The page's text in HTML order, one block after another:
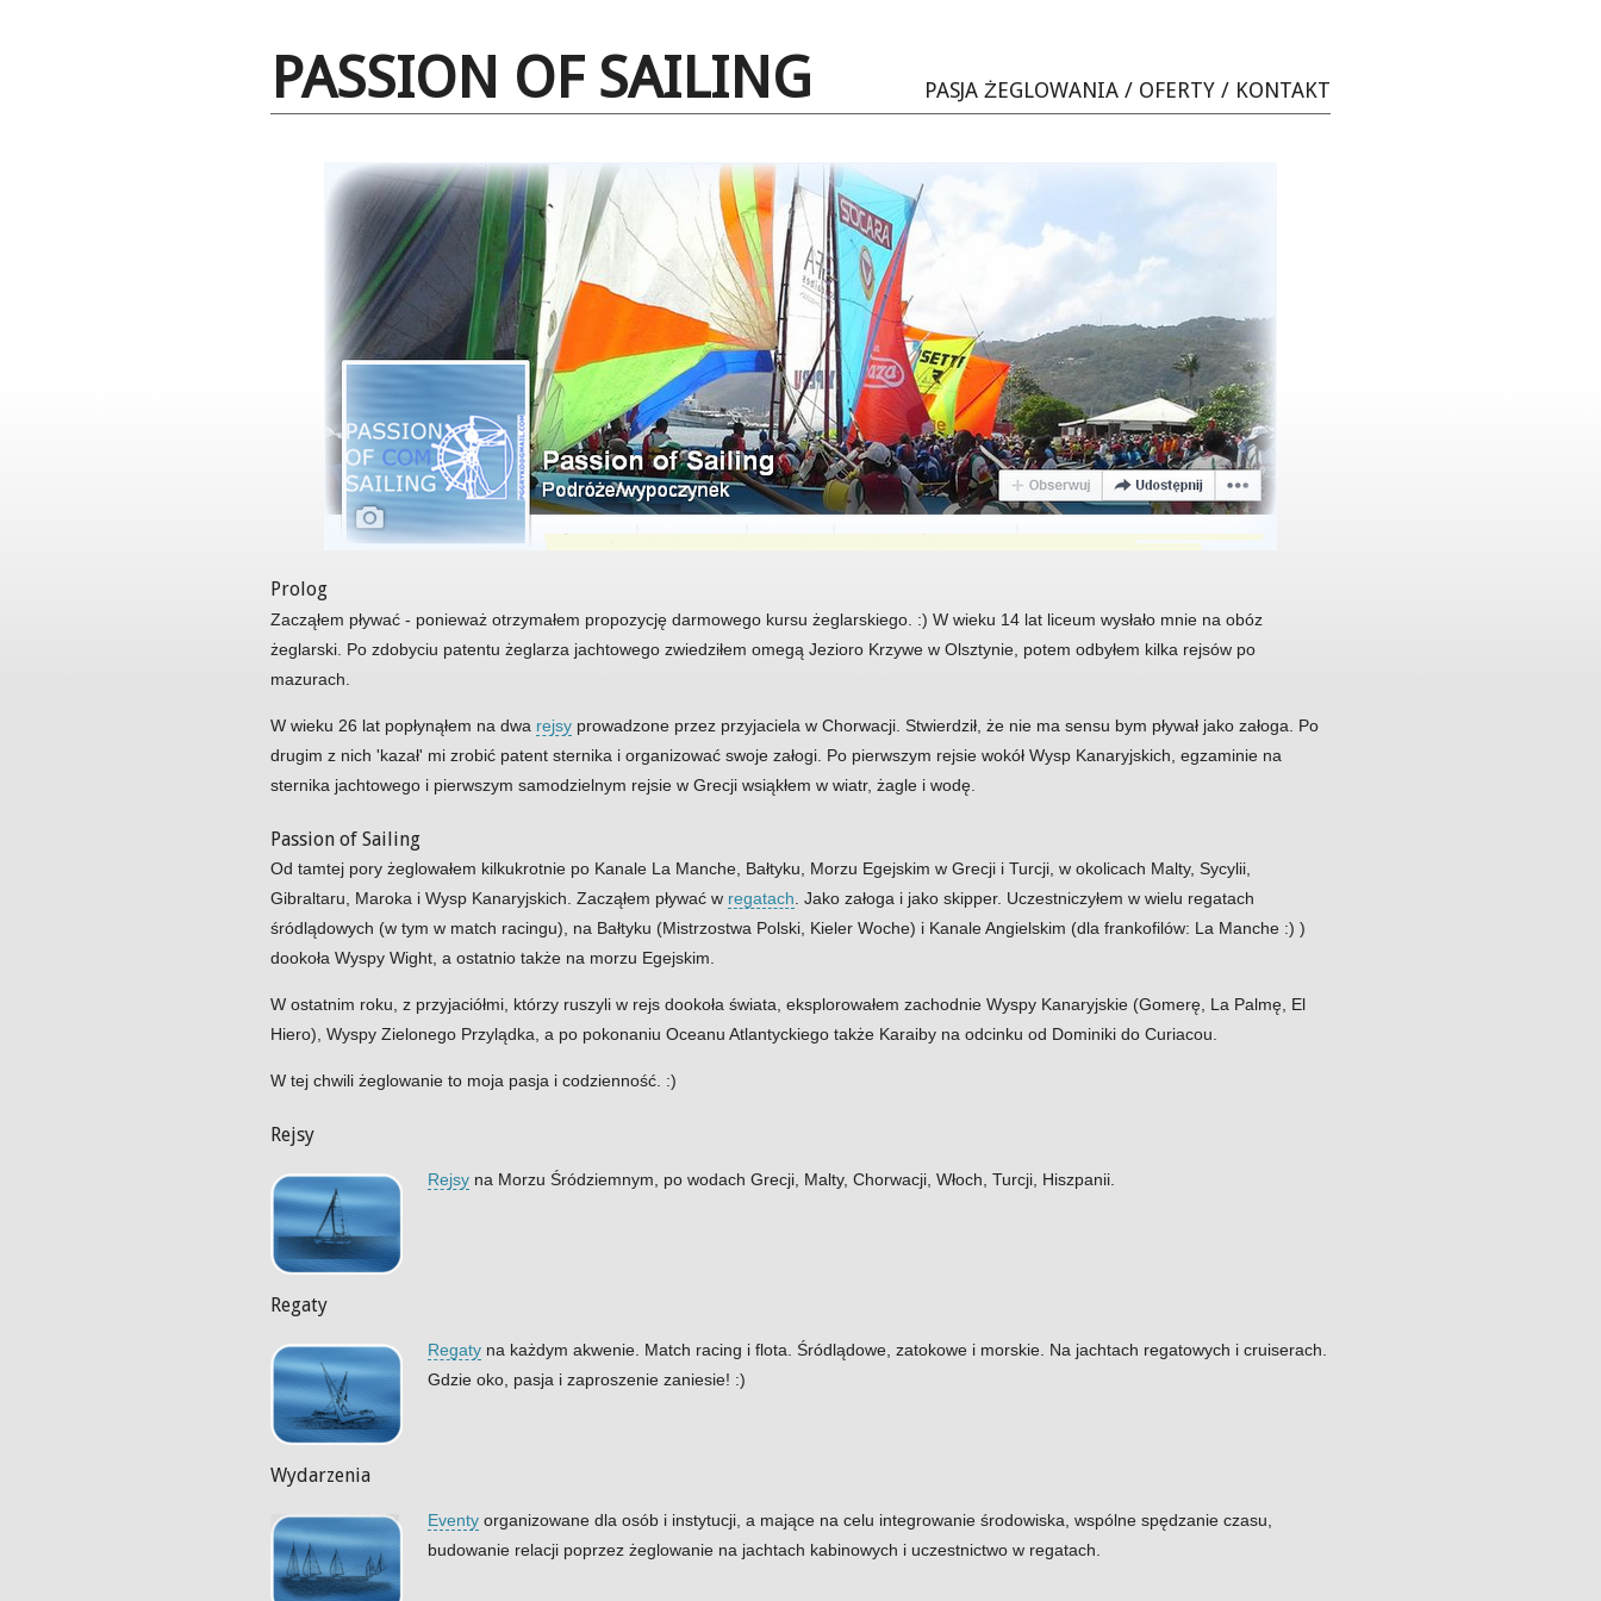
PASSION OF SAILING PASJA ŻEGLOWANIA / OFERTY / KONTAKT
Prolog
Zacząłem pływać - ponieważ otrzymałem propozycję darmowego kursu żeglarskiego. :) W wieku 14 lat liceum wysłało mnie na obóz
żeglarski. Po zdobyciu patentu żeglarza jachtowego zwiedziłem omegą Jezioro Krzywe w Olsztynie, potem odbyłem kilka rejsów po
mazurach.
W wieku 26 lat popłynąłem na dwa rejsy prowadzone przez przyjaciela w Chorwacji. Stwierdził, że nie ma sensu bym pływał jako załoga. Po
drugim z nich 'kazał' mi zrobić patent sternika i organizować swoje załogi. Po pierwszym rejsie wokół Wysp Kanaryjskich, egzaminie na
sternika jachtowego i pierwszym samodzielnym rejsie w Grecji wsiąkłem w wiatr, żagle i wodę.
Passion of Sailing
Od tamtej pory żeglowałem kilkukrotnie po Kanale La Manche, Bałtyku, Morzu Egejskim w Grecji i Turcji, w okolicach Malty, Sycylii,
Gibraltaru, Maroka i Wysp Kanaryjskich. Zacząłem pływać w regatach . Jako załoga i jako skipper. Uczestniczyłem w wielu regatach
śródlądowych (w tym w match racingu), na Bałtyku (Mistrzostwa Polski, Kieler Woche) i Kanale Angielskim (dla frankofilów: La Manche :) )
dookoła Wyspy Wight, a ostatnio także na morzu Egejskim.
W ostatnim roku, z przyjaciółmi, którzy ruszyli w rejs dookoła świata, eksplorowałem zachodnie Wyspy Kanaryjskie (Gomerę, La Palmę, El
Hiero), Wyspy Zielonego Przylądka, a po pokonaniu Oceanu Atlantyckiego także Karaiby na odcinku od Dominiki do Curiacou.
W tej chwili żeglowanie to moja pasja i codzienność. :)
Rejsy
Rejsy na Morzu Śródziemnym, po wodach Grecji, Malty, Chorwacji, Włoch, Turcji, Hiszpanii.
Regaty
Regaty na każdym akwenie. Match racing i flota. Śródlądowe, zatokowe i morskie. Na jachtach regatowych i cruiserach.
Gdzie oko, pasja i zaproszenie zaniesie! :)
Wydarzenia
Eventy organizowane dla osób i instytucji, a mające na celu integrowanie środowiska, wspólne spędzanie czasu,
budowanie relacji poprzez żeglowanie na jachtach kabinowych i uczestnictwo w regatach.